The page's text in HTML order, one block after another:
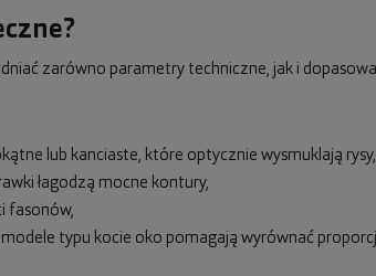
zarówno parametry techniczne, jak i
lub kanciaste, które optycznie wysmuklają rysy,
łagodzą mocne kontury,
fasonów,
typu kocie oko pomagają wyrównać